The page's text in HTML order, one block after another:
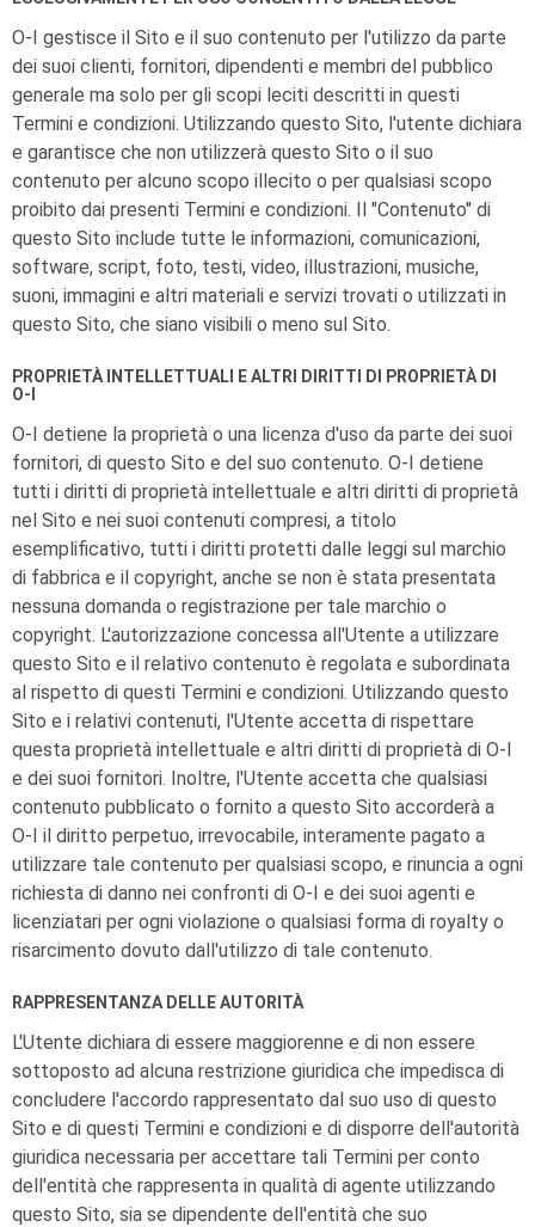
O-I gestisce il Sito e il suo contenuto per l'utilizzo da parte
dei suoi clienti, fornitori, dipendenti e membri del pubblico
generale ma solo per gli scopi leciti descritti in questi
Termini e condizioni. Utilizzando questo Sito, l'utente dichiara
e garantisce che non utilizzerà questo Sito o il suo
contenuto per alcuno scopo illecito o per qualsiasi scopo
proibito dai presenti Termini e condizioni. Il "Contenuto" di
questo Sito include tutte le informazioni, comunicazioni,
software, script, foto, testi, video, illustrazioni, musiche,
suoni, immagini e altri materiali e servizi trovati o utilizzati in
questo Sito, che siano visibili o meno sul Sito.
PROPRIETÀ INTELLETTUALI E ALTRI DIRITTI DI PROPRIETÀ DI
O-I
O-I detiene la proprietà o una licenza d'uso da parte dei suoi
fornitori, di questo Sito e del suo contenuto. O-I detiene
tutti i diritti di proprietà intellettuale e altri diritti di proprietà
nel Sito e nei suoi contenuti compresi, a titolo
esemplificativo, tutti i diritti protetti dalle leggi sul marchio
di fabbrica e il copyright, anche se non è stata presentata
nessuna domanda o registrazione per tale marchio o
copyright. L'autorizzazione concessa all'Utente a utilizzare
questo Sito e il relativo contenuto è regolata e subordinata
al rispetto di questi Termini e condizioni. Utilizzando questo
Sito e i relativi contenuti, l'Utente accetta di rispettare
questa proprietà intellettuale e altri diritti di proprietà di O-I
e dei suoi fornitori. Inoltre, l'Utente accetta che qualsiasi
contenuto pubblicato o fornito a questo Sito accorderà a
O-I il diritto perpetuo, irrevocabile, interamente pagato a
utilizzare tale contenuto per qualsiasi scopo, e rinuncia a ogni
richiesta di danno nei confronti di O-I e dei suoi agenti e
licenziatari per ogni violazione o qualsiasi forma di royalty o
risarcimento dovuto dall'utilizzo di tale contenuto.
RAPPRESENTANZA DELLE AUTORITÀ
L'Utente dichiara di essere maggiorenne e di non essere
sottoposto ad alcuna restrizione giuridica che impedisca di
concludere l'accordo rappresentato dal suo uso di questo
Sito e di questi Termini e condizioni e di disporre dell'autorità
giuridica necessaria per accettare tali Termini per conto
dell'entità che rappresenta in qualità di agente utilizzando
questo Sito, sia se dipendente dell'entità che suo